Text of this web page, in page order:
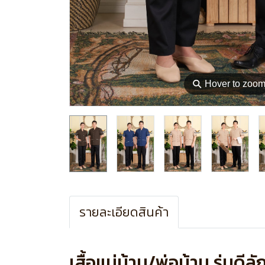
⚲Hover to zoom
รายละเอียดสินค้า